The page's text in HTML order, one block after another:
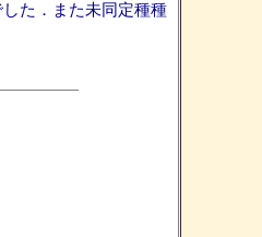
た．また未同定種種